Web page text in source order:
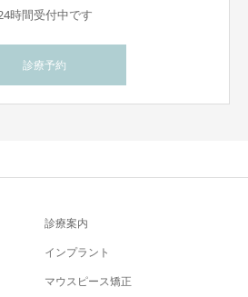
時間受付中です
診療予約
診療案内
インプラント
マウスピース矯正